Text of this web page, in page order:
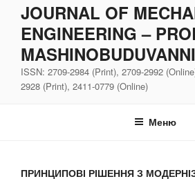
JOURNAL OF
ENGINEERING –
ISSN: 2709-2984 (Print), 2709-2992
2928 (Print), 2411-0779 (Online)
Меню
ПРИНЦИПОВІ РІШЕННЯ З